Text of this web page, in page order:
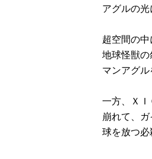
アグルの
超空間の
地球怪獣
マンアグル
一方、Ｘ
崩れて、
球を放つ必